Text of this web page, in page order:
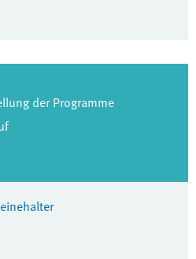
der Programme